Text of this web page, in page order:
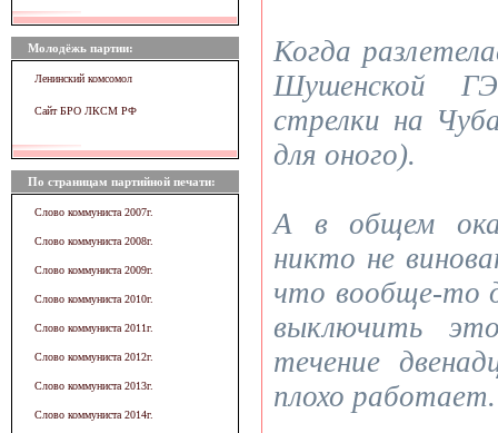
Молодёжь партии:
Ленинский комсомол
Сайт БРО ЛКСМ РФ
По страницам партийной печати:
Слово коммуниста 2007г.
Слово коммуниста 2008г.
Слово коммуниста 2009г.
Слово коммуниста 2010г.
Слово коммуниста 2011г.
Слово коммуниста 2012г.
Слово коммуниста 2013г.
Слово коммуниста 2014г.
Когда
Шушенской
стрелки на
для оного).
А в общем
никто не
что вообще-то
выключить
течение
плохо работает.